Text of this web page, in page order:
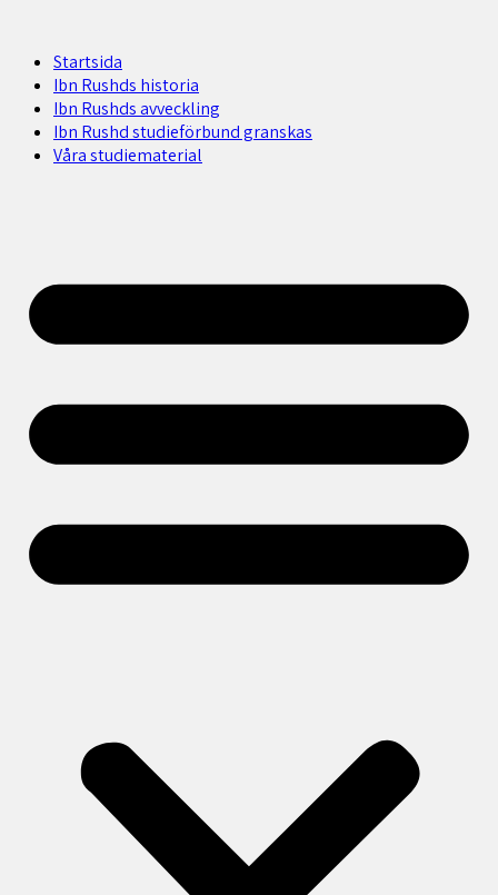
Startsida
Ibn Rushds historia
Ibn Rushds avveckling
Ibn Rushd studieförbund granskas​
Våra studiematerial